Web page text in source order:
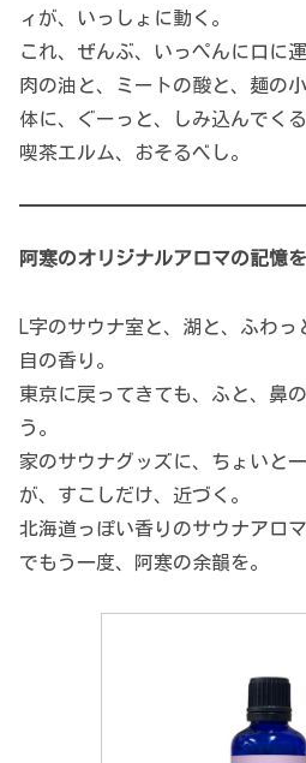
ィが、いっしょに動く。
これ、ぜんぶ、いっぺんに口に
肉の油と、ミートの酸と、麺の
体に、ぐーっと、しみ込んでくる
喫茶エルム、おそるべし。
阿寒のオリジナルアロマの記憶
L字のサウナ室と、湖と、ふわ
自の香り。
東京に戻ってきても、ふと、鼻
う。
家のサウナグッズに、ちょいと
が、すこしだけ、近づく。
北海道っぽい香りのサウナアロ
でもう一度、阿寒の余韻を。